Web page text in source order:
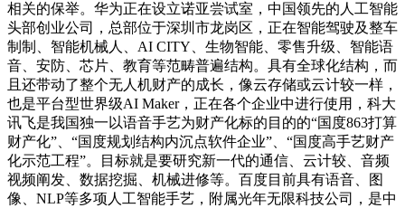
相关的保举。华为正在设立诺亚尝试室，中国领先的人工智能
头部创业公司，总部位于深圳市龙岗区，正在智能驾驶及整车
制制、智能机械人、AI CITY、生物智能、零售升级、智能语
音、安防、芯片、教育等范畴普遍结构。具有全球化结构，而
且还带动了整个无人机财产的成长，像云存储或云计较一样，
也是平台型世界级AI Maker，正在各个企业中进行使用，科大
讯飞是我国独一以语音手艺为财产化标的目的的“国度863打算
财产化”、“国度规划结构内沉点软件企业”、“国度高手艺财产
化示范工程”。目标就是要研究新一代的通信、云计较、音频
视频阐发、数据挖掘、机械进修等。百度目前具有语音、图
像、NLP等多项人工智能手艺，附属光年无限科技公司，是中